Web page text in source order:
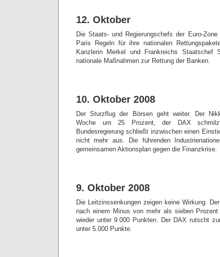
12. Oktober
Die Staats- und Regierungschefs der Euro-
Paris Regeln für ihre nationalen
Kanzlerin Merkel und Frankreichs
nationale Maßnahmen zur Rettung der Banken.
10. Oktober 2008
Der Sturzflug der Börsen geht weiter. Der
Woche um 25 Prozent, der DAX
Bundesregierung schließt inzwischen einen
nicht mehr aus. Die führenden
gemeinsamen Aktionsplan gegen die Finanzkrise.
9. Oktober 2008
Die Leitzinssenkungen zeigen keine Wirkung.
nach einem Minus von mehr als sieben
wieder unter 9.000 Punkten. Der DAX rutscht
unter 5.000 Punkte.